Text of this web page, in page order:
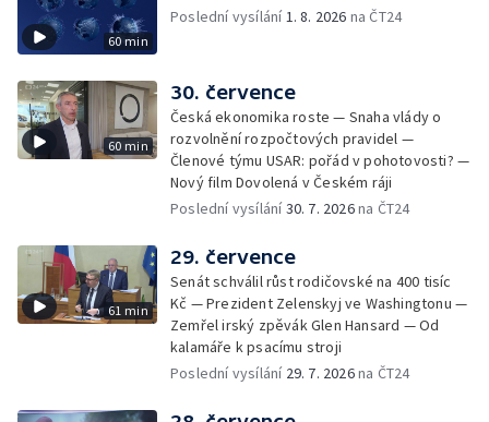
60 min
Poslední vysílání 1. 8. 2026 na ČT24
60 min
30. července
Česká ekonomika roste — Snaha vlády o
rozvolnění rozpočtových pravidel —
Členové týmu USAR: pořád v pohotovosti? —
Nový film Dovolená v Českém ráji
Poslední vysílání30. 7. 2026na ČT24
61 min
29. července
Senát schválil růst rodičovské na 400 tisíc
Kč — Prezident Zelenskyj ve Washingtonu —
Zemřel irský zpěvák Glen Hansard — Od
kalamáře k psacímu stroji
Poslední vysílání 29. 7. 2026na ČT24